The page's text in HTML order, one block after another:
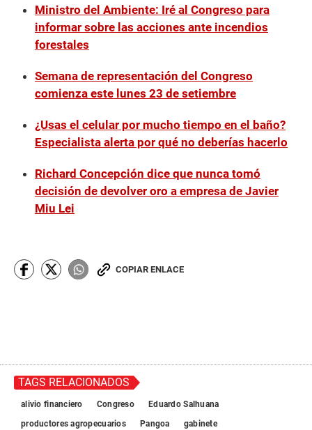
Ministro del Ambiente: Iré al Congreso para
informar sobre las acciones ante incendios
forestales
Semana de representación del Congreso
comienza este lunes 23 de setiembre
¿Usas el celular por mucho tiempo en el baño?
Especialista alerta por qué no deberías hacerlo
Richard Concepción dice que nunca tomó
decisión de devolver oro a empresa de Javier
Miu Lei
COPIAR ENLACE
TAGS RELACIONADOS
alivio financiero Congreso
Eduardo Salhuana
productores agropecuarios
Pangoa gabinete